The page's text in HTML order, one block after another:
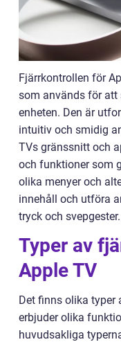
Fjärrkontrollen för
som används för att
enheten. Den är
intuitiv och smidig
TVs gränssnitt och
och funktioner som
olika menyer och
innehåll och utföra
tryck och svepgester.
Typer av
Apple TV
Det finns olika typer
erbjuder olika
huvudsakliga